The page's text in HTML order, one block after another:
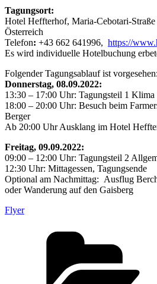
Tagungsort:
Hotel Heffterhof, Maria-Cebotari-
Österreich
Telefon: +43 662 641996, https://
Es wird individuelle Hotelbuchung
Folgender Tagungsablauf ist vorgesehen:
Donnerstag, 08.09.2022:
13:30 – 17:00 Uhr: Tagungsteil 1 Klima
18:00 – 20:00 Uhr: Besuch beim
Berger
Ab 20:00 Uhr Ausklang im Hotel
Freitag, 09.09.2022:
09:00 – 12:00 Uhr: Tagungsteil 2
12:30 Uhr: Mittagessen, Tagungsende
Optional am Nachmittag: Ausflug
oder Wanderung auf den Gaisberg
Flyer